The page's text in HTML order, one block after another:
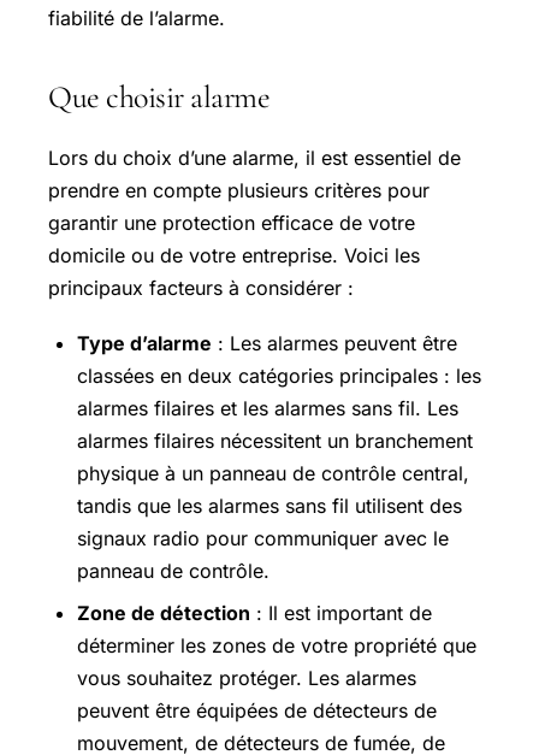
fiabilité de l’alarme.
Que choisir alarme
Lors du choix d’une alarme, il est essentiel de
prendre en compte plusieurs critères pour
garantir une protection efficace de votre
domicile ou de votre entreprise. Voici les
principaux facteurs à considérer :
Type d’alarme : Les alarmes peuvent être
classées en deux catégories principales : les
alarmes filaires et les alarmes sans fil. Les
alarmes filaires nécessitent un branchement
physique à un panneau de contrôle central,
tandis que les alarmes sans fil utilisent des
signaux radio pour communiquer avec le
panneau de contrôle.
Zone de détection : Il est important de
déterminer les zones de votre propriété que
vous souhaitez protéger. Les alarmes
peuvent être équipées de détecteurs de
mouvement, de détecteurs de fumée, de